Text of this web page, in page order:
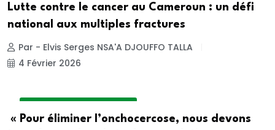
Lutte contre le cancer au Cameroun : un défi
national aux multiples fractures
Par - Elvis Serges NSA'A DJOUFFO TALLA
4 Février 2026
« Pour éliminer l’onchocercose, nous devons